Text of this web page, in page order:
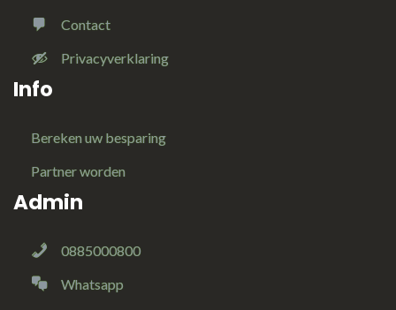
Contact
Privacyverklaring
Info
Bereken uw besparing
Partner worden
Admin
0885000800
Whatsapp